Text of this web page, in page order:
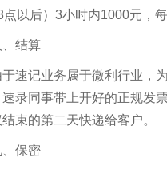
点以后）3小时内1000元，
、结算
于速记业务属于微利行业，
录同事带上开好的正规发
束的第二天快递给客户。
、保密